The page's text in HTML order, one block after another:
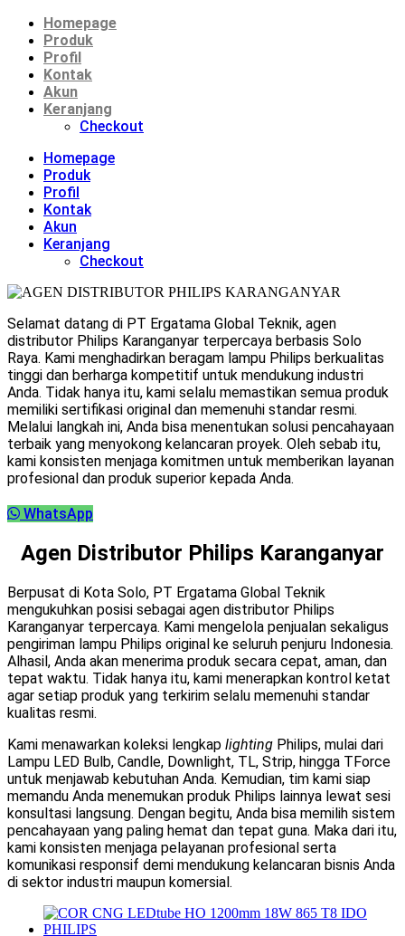
Homepage
Produk
Profil
Kontak
Akun
Keranjang
Checkout
Homepage
Produk
Profil
Kontak
Akun
Keranjang
Checkout
Selamat datang di PT Ergatama Global Teknik, agen
distributor Philips Karanganyar terpercaya berbasis Solo
Raya. Kami menghadirkan beragam lampu Philips berkualitas
tinggi dan berharga kompetitif untuk mendukung industri
Anda. Tidak hanya itu, kami selalu memastikan semua produk
memiliki sertifikasi original dan memenuhi standar resmi.
Melalui langkah ini, Anda bisa menentukan solusi pencahayaan
terbaik yang menyokong kelancaran proyek. Oleh sebab itu,
kami konsisten menjaga komitmen untuk memberikan layanan
profesional dan produk superior kepada Anda.
WhatsApp
Agen Distributor Philips Karanganyar
Berpusat di Kota Solo, PT Ergatama Global Teknik
mengukuhkan posisi sebagai agen distributor Philips
Karanganyar terpercaya. Kami mengelola penjualan sekaligus
pengiriman lampu Philips original ke seluruh penjuru Indonesia.
Alhasil, Anda akan menerima produk secara cepat, aman, dan
tepat waktu. Tidak hanya itu, kami menerapkan kontrol ketat
agar setiap produk yang terkirim selalu memenuhi standar
kualitas resmi.
Kami menawarkan koleksi lengkap lighting Philips, mulai dari
Lampu LED Bulb, Candle, Downlight, TL, Strip, hingga TForce
untuk menjawab kebutuhan Anda. Kemudian, tim kami siap
memandu Anda menemukan produk Philips lainnya lewat sesi
konsultasi langsung. Dengan begitu, Anda bisa memilih sistem
pencahayaan yang paling hemat dan tepat guna. Maka dari itu,
kami konsisten menjaga pelayanan profesional serta
komunikasi responsif demi mendukung kelancaran bisnis Anda
di sektor industri maupun komersial.